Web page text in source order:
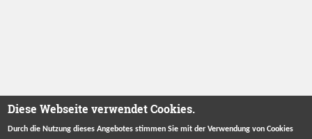
Diese Webseite verwendet Cookies.
Durch die Nutzung dieses Angebotes stimmen Sie mit der Verwendung von Cookies